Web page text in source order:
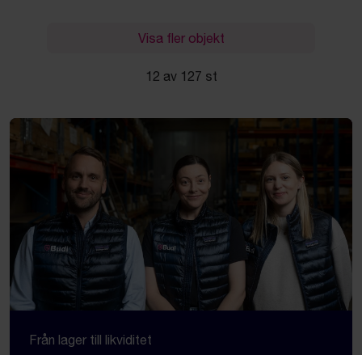
Visa fler objekt
12 av 127 st
Från lager till likviditet